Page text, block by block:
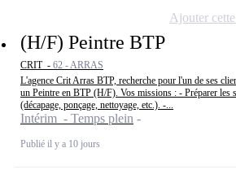
(H/F) Peintre BTP
CRIT - 62 - ARRAS
L'agence Crit Arras BTP, recherche pour l'un de ses
un Peintre en BTP (H/F). Vos missions : - Préparer les
(décapage, ponçage, nettoyage, etc.). -...
Intérim - Temps plein
Publié il y a 10 jours
Ajouter